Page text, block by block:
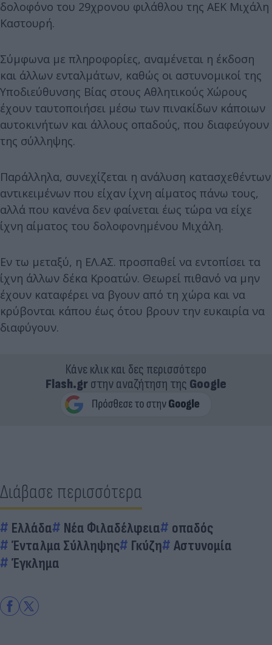
δολοφόνο του 29χρονου φιλάθλου της ΑΕΚ Μιχάλη
Καστουρή.
Σύμφωνα με πληροφορίες, αναμένεται η έκδοση
και άλλων ενταλμάτων, καθώς οι αστυνομικοί της
Υποδιεύθυνσης Βίας στους Αθλητικούς Χώρους
έχουν ταυτοποιήσει μέσω των πινακίδων κάποιων
αυτοκινήτων και άλλους οπαδούς, που διαφεύγουν
της σύλληψης.
Παράλληλα, συνεχίζεται η ανάλυση κατασχεθέντων
αντικειμένων που είχαν ίχνη αίματος πάνω τους,
αλλά που κανένα δεν φαίνεται έως τώρα να είχε
ίχνη αίματος του δολοφονημένου Μιχάλη.
Εν τω μεταξύ, η ΕΛ.ΑΣ. προσπαθεί να εντοπίσει τα
ίχνη άλλων δέκα Κροατών. Θεωρεί πιθανό να μην
έχουν καταφέρει να βγουν από τη χώρα και να
κρύβονται κάπου έως ότου βρουν την ευκαιρία να
διαφύγουν.
Κάνε κλικ και δες περισσότερο
Flash.grστην αναζήτηση της Google
Διάβασε περισσότερα
Ελλάδα Νέα Φιλαδέλφεια
οπαδός
Ένταλμα Σύλληψης
Γκύζη
Αστυνομία
Έγκλημα